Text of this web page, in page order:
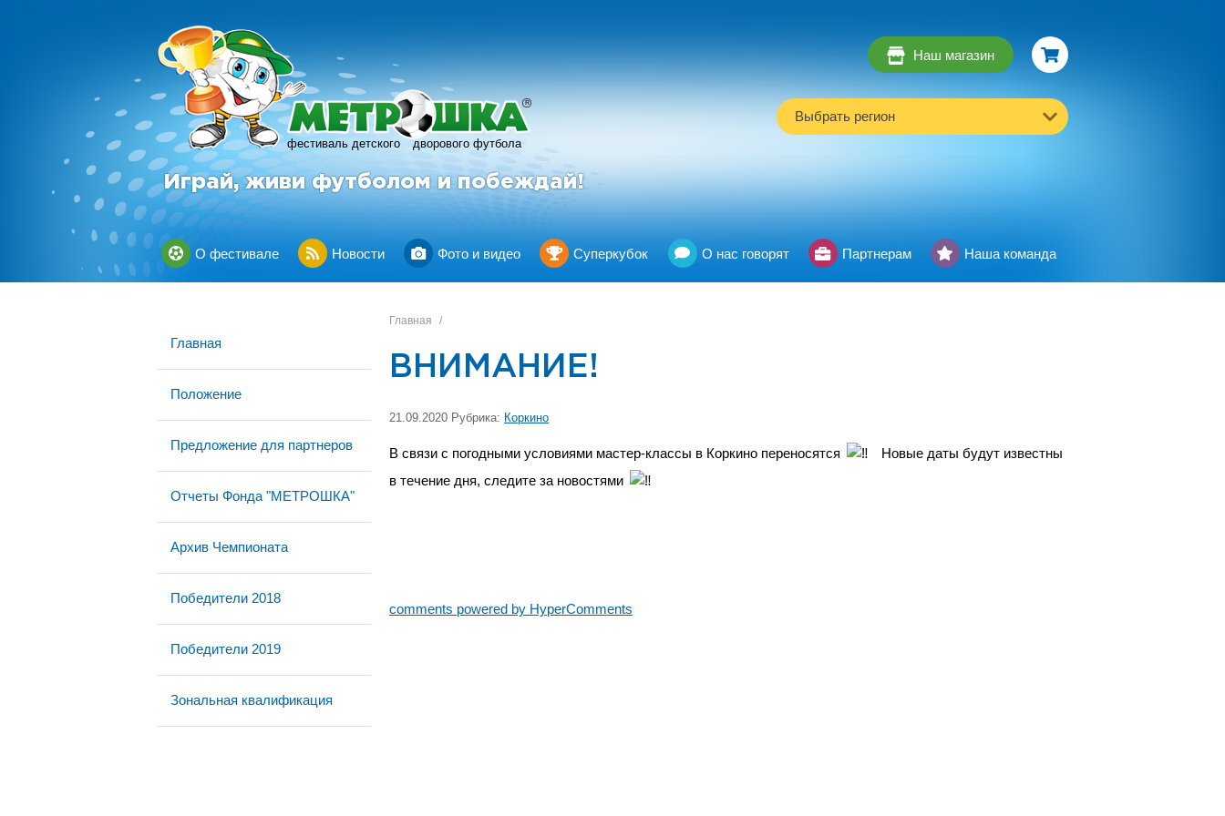
фестиваль детского дворового футбола
R
Играй, живи футболом и побеждай!
Наш магазин
Выбрать регион
О фестивале Новости Фото и видео Суперкубок О нас говорят Партнерам Наша команда
Главная
Положение
Предложение для партнеров
Отчеты Фонда "МЕТРОШКА"
Архив Чемпионата
Победители 2018
Победители 2019
Зональная квалификация
Главная /
ВНИМАНИЕ!
21.09.2020 Рубрика: Коркино
В связи с погодными условиями мастер-классы в Коркино переносятся
Новые даты будут известны
в течение дня, следите за новостями
comments powered by HyperComments